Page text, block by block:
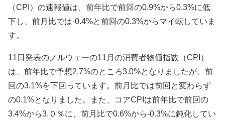
（CPI）の速報値は、前年比で前回の0.9%から0.3%に低
下し、前月比では-0.4%と前回の0.3%からマイ転していま
す。
11日発表のノルウェーの11月の消費者物価指数（CPI）
は、前年比で予想2.7%のところ3.0%となりましたが、前
回の3.1%を下回っています。前月比では前回と変わらず
の0.1%となりました。また、コアCPIは前年比で前回の
3.4%から3.０％に、前月比で0.6%から-0.3%に鈍化してい